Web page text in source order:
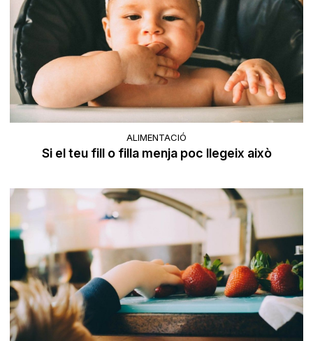
ALIMENTACIÓ
Si el teu fill o filla menja poc llegeix això